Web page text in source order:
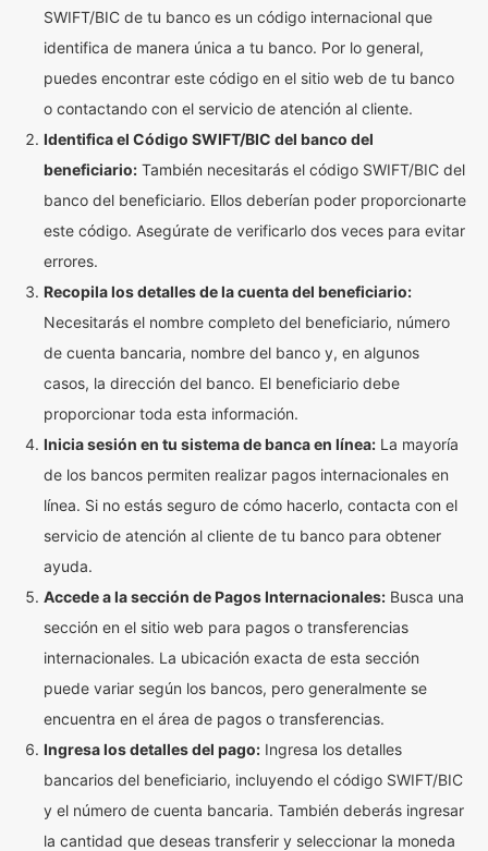
SWIFT/BIC de tu banco es un código internacional que
identifica de manera única a tu banco. Por lo general,
puedes encontrar este código en el sitio web de tu banco
o contactando con el servicio de atención al cliente.
Identifica el Código SWIFT/BIC del banco del
beneficiario: También necesitarás el código SWIFT/BIC del
banco del beneficiario. Ellos deberían poder proporcionarte
este código. Asegúrate de verificarlo dos veces para evitar
errores.
Recopila los detalles de la cuenta del beneficiario:
Necesitarás el nombre completo del beneficiario, número
de cuenta bancaria, nombre del banco y, en algunos
casos, la dirección del banco. El beneficiario debe
proporcionar toda esta información.
Inicia sesión en tu sistema de banca en línea: La mayoría
de los bancos permiten realizar pagos internacionales en
línea. Si no estás seguro de cómo hacerlo, contacta con el
servicio de atención al cliente de tu banco para obtener
ayuda.
Accede a la sección de Pagos Internacionales: Busca una
sección en el sitio web para pagos o transferencias
internacionales. La ubicación exacta de esta sección
puede variar según los bancos, pero generalmente se
encuentra en el área de pagos o transferencias.
Ingresa los detalles del pago: Ingresa los detalles
bancarios del beneficiario, incluyendo el código SWIFT/BIC
y el número de cuenta bancaria. También deberás ingresar
la cantidad que deseas transferir y seleccionar la moneda